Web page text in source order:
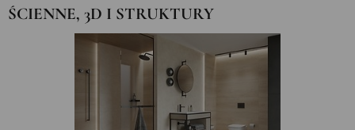
ŚCIENNE, 3D I STRUKTURY